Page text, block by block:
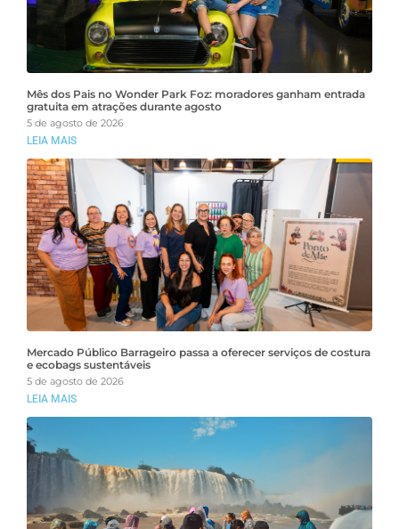
Mês dos Pais no Wonder Park Foz: moradores ganham entrada
gratuita em atrações durante agosto
5 de agosto de 2026
LEIA MAIS
Mercado Público Barrageiro passa a oferecer serviços de costura
e ecobags sustentáveis
5 de agosto de 2026
LEIA MAIS